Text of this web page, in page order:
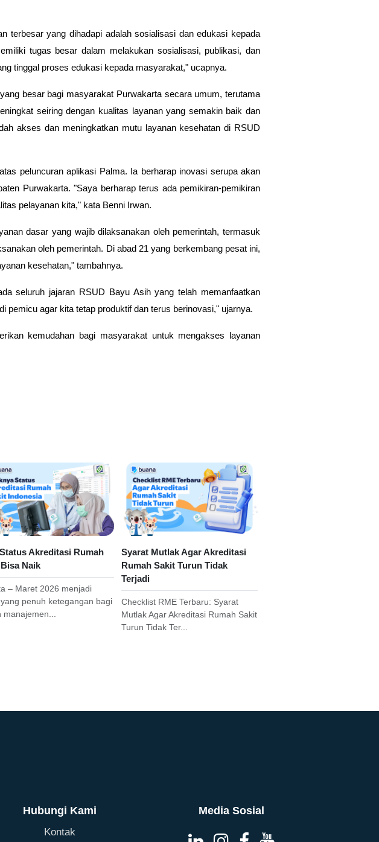
terbesar yang dihadapi adalah sosialisasi dan edukasi kepada
tugas besar dalam melakukan sosialisasi, publikasi, dan
tinggal proses edukasi kepada masyarakat," ucapnya.
besar bagi masyarakat Purwakarta secara umum, terutama
seiring dengan kualitas layanan yang semakin baik dan
akses dan meningkatkan mutu layanan kesehatan di RSUD
peluncuran aplikasi Palma. Ia berharap inovasi serupa akan
Purwakarta. "Saya berharap terus ada pemikiran-pemikiran
pelayanan kita," kata Benni Irwan.
dasar yang wajib dilaksanakan oleh pemerintah, termasuk
oleh pemerintah. Di abad 21 yang berkembang pesat ini,
kesehatan," tambahnya.
seluruh jajaran RSUD Bayu Asih yang telah memanfaatkan
pemicu agar kita tetap produktif dan terus berinovasi," ujarnya.
kemudahan bagi masyarakat untuk mengakses layanan
Akreditasi Rumah
Naik
– Maret 2026 menjadi
penuh ketegangan bagi
manajemen...
Syarat Mutlak Agar Akreditasi
Rumah Sakit Turun Tidak
Terjadi
Checklist RME Terbaru: Syarat
Mutlak Agar Akreditasi Rumah Sakit
Turun Tidak Ter...
Hubungi Kami
Kontak
Media Sosial